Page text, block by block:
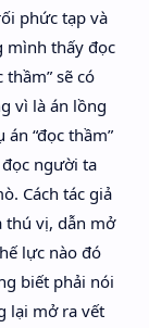
phức tạp và
mình thấy đọc
sẽ có
vì là án lồng
“đọc thầm”
người ta
Cách tác giả
thú vị, dẫn mở
lực nào đó
biết phải nói
lại mở ra vết